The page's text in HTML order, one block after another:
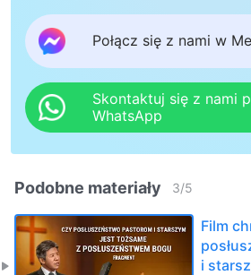
Połącz się z nami w
Skontaktuj się z nami
WhatsApp
Podobne materiały 3/5
Film
i